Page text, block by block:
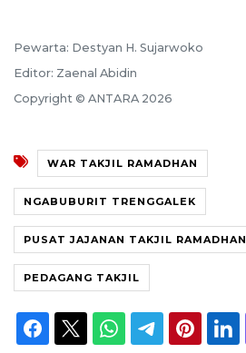
Pewarta: Destyan H. Sujarwoko
Editor: Zaenal Abidin
Copyright © ANTARA 2026
WAR TAKJIL RAMADHAN
NGABUBURIT TRENGGALEK
PUSAT JAJANAN TAKJIL RAMADHAN
PEDAGANG TAKJIL